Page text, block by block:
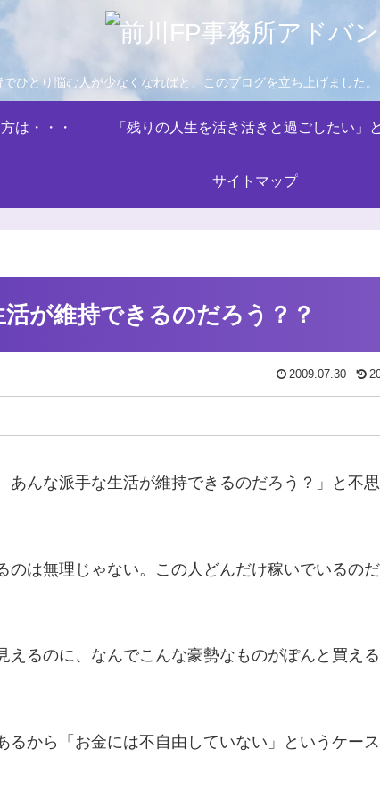
でひとり悩む人が少なくなればと、このブログを立ち上げました。
は・・・ 「残りの人生を活き活きと過ごしたい」
サイトマップ
が維持できるのだろう？？
2009.07.30
んな派手な生活が維持できるのだろう？」と不
のは無理じゃない。この人どんだけ稼いでいるの
えるのに、なんでこんな豪勢なものがぽんと買え
から「お金には不自由していない」というケー